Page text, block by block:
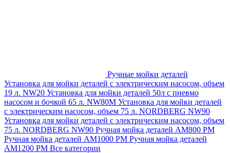
Ручные мойки деталей
Установка для мойки деталей с электрическим насосом, объем
19 л. NW20 Установка для мойки деталей 50л с пневмо
насосом и бочкой 65 л. NW80M Установка для мойки деталей
с электрическим насосом, объем 75 л. NORDBERG NW90
Установка для мойки деталей с электрическим насосом, объем
75 л. NORDBERG NW90 Ручная мойка деталей АМ800 РМ
Ручная мойка деталей АМ1000 РМ Ручная мойка деталей
АМ1200 РМ Все категории